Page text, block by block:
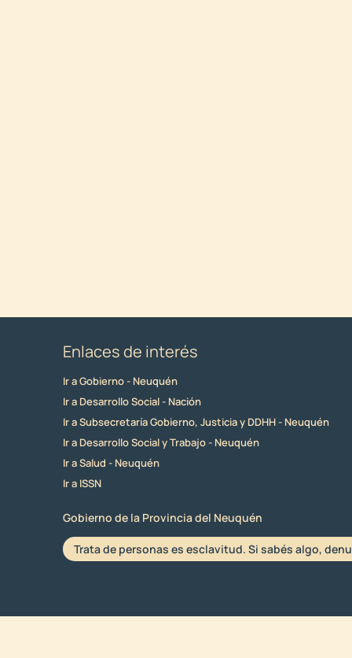
Enlaces de interés
Ir a Gobierno - Neuquén
Ir a Desarrollo Social - Nación
Ir a Subsecretaría Gobierno, Justicia y DDHH - Neuquén
Ir a Desarrollo Social y Trabajo - Neuquén
Ir a Salud - Neuquén
Ir a ISSN
Gobierno de la Provincia del Neuquén
Trata de personas es esclavitud. Si sabés algo,